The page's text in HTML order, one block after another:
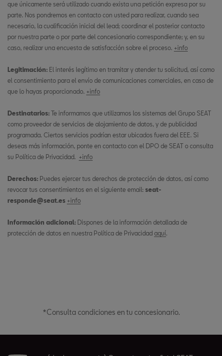
que únicamente será utilizado cuando exista una petición expresa por su
parte. Nos pondremos en contacto con usted para realizar, cuando sea
necesario, la cualificación inicial del lead; coordinar el posterior contacto
por nuestra parte o por parte del concesionario correspondiente; y, en su
caso, realizar una encuesta de satisfacción sobre el proceso. +info
Legitimación: El interés legítimo en tramitar y atender tu solicitud, así como
el consentimiento para el envío de comunicaciones comerciales, en caso de
que lo hayas proporcionado. +info
Destinatarios: Te informamos que utilizamos los sistemas del Grupo SEAT
como proveedor de servicios de alojamiento de datos, y de publicidad
programada. Ciertos servicios podrían estar ubicados fuera del EEE. Si
deseas más información, ponte en contacto con el DPO de SEAT o consulta
su Política de Privacidad. +info
Derechos: Puedes ejercer tus derechos de protección de datos, así como
revocar tus consentimientos en el siguiente email: seat-
responde@seat.es +info
Información adicional: Dispones de la información detallada de
protección de datos en nuestra Política de Privacidad aquí.
*Consulta condiciones en tu concesionario.